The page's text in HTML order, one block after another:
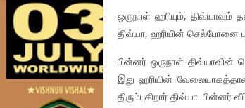
ஒருநாள் ஹரியும், திவ்யாவும்
திவ்யா, ஹரியின் செல்போனை
பின்னர் ஒருநாள் திவ்யாவின்
இது ஹரியின்
திரும்புகிறார் திவ்யா.